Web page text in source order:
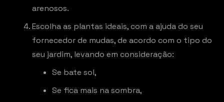
arenosos.
Escolha as plantas ideais, com a ajuda do seu
fornecedor de mudas, de acordo com o tipo do
seu jardim, levando em consideração:
Se bate sol,
Se fica mais na sombra,